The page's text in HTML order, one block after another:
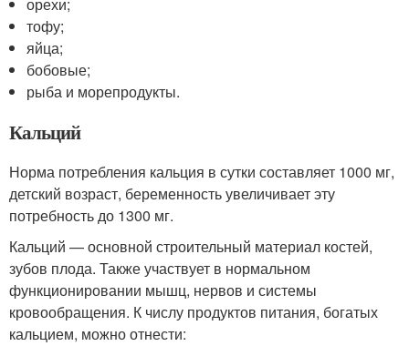
орехи;
тофу;
яйца;
бобовые;
рыба и морепродукты.
Кальций
Норма потребления кальция в сутки составляет 1000 мг,
детский возраст, беременность увеличивает эту
потребность до 1300 мг.
Кальций — основной строительный материал костей,
зубов плода. Также участвует в нормальном
функционировании мышц, нервов и системы
кровообращения. К числу продуктов питания, богатых
кальцием, можно отнести: